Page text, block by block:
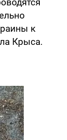
к
Крыса.